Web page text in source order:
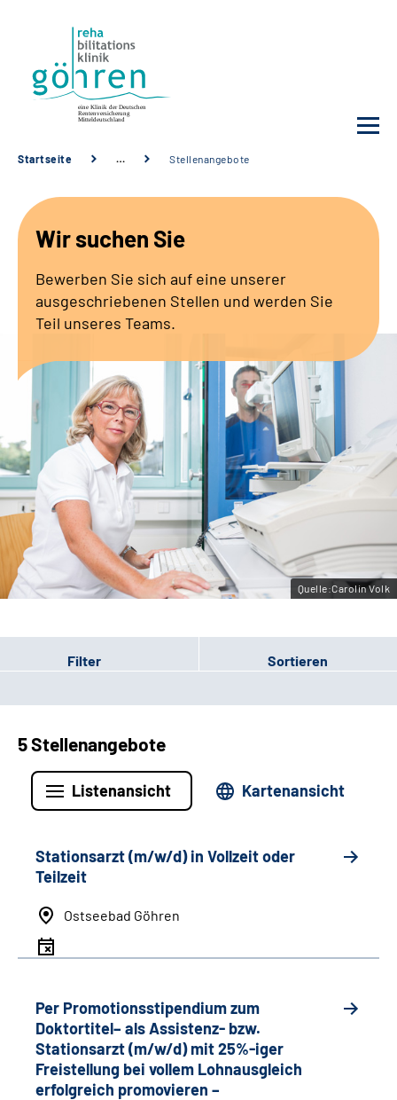
Ihre Reha
Krankheitsbilder
Karriere
Erweiterte Suche
Leichte Sprache
Gebärdensprache
Startseite … Stellenangebote
Wir suchen Sie
Bewerben Sie sich auf eine unserer
ausgeschriebenen Stellen und werden Sie
Teil unseres Teams.
Quelle:Carolin Volk
Filter Sortieren
5 Stellenangebote
Listenansicht Kartenansicht
Stationsarzt (m/w/d) in Vollzeit oder
Teilzeit
Ostseebad Göhren
Per Promotionsstipendium zum
Doktortitel– als Assistenz- bzw.
Stationsarzt (m/w/d) mit 25%-iger
Freistellung bei vollem Lohnausgleich
erfolgreich promovieren –